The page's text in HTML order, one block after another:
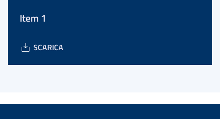
Item 1
SCARICA